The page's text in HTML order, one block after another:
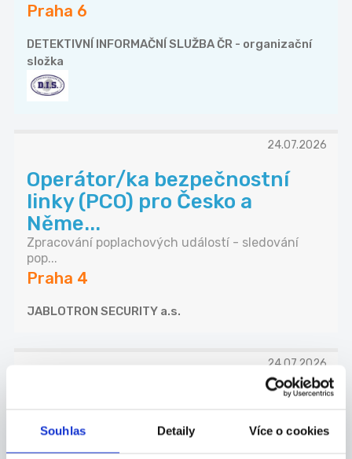
Souhlas Detaily Více o cookies
Praha 6
DETEKTIVNÍ INFORMAČNÍ SLUŽBA ČR - organizační
složka
24.07.2026
Operátor/ka bezpečnostní
linky (PCO) pro Česko a
Něme...
Zpracování poplachových událostí - sledování
pop...
Praha 4
JABLOTRON SECURITY a.s.
24.07.2026
Hledáme pomocnou ruku do
kuchyně (Víkendový
přivýděle...